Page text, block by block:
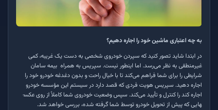
به چه اعتباری ماشین خود را اجاره دهیم؟
در ابتدا شاید تصور کنید که سپردن خودروی شخصی به دست یک غریبه، کمی
غیرمنطقی به نظر می‌رسد. اما اینطور نیست. سپریس به همراه بیمه سامان
شرایطی را برای شما فراهم می‌کند تا با خیال راحت و بدون دغدغه خودرو خود را
اجاره دهید. سپریس هویت فردی که قصد دارد در سیستم این مؤسسه خودرو
اجاره کند را کنترل و تأیید می‌کند. سپس وضعیت خودروی شما کاملاً از روی عکس­
هایی که پیش از تحویل خودرو توسط شما گرفته شده، بررسی خواهد شد.